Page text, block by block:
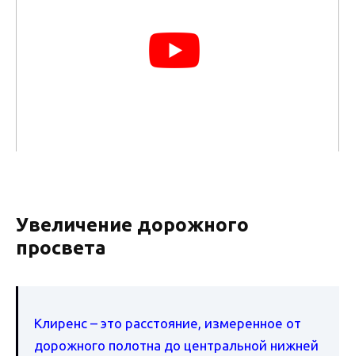
Увеличение дорожного
просвета
Клиренс – это расстояние, измеренное от
дорожного полотна до центральной нижней